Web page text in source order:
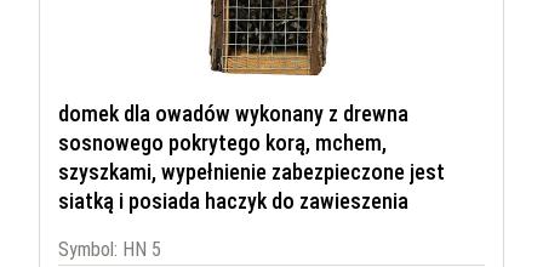
domek dla owadów wykonany z drewna
sosnowego pokrytego korą, mchem,
szyszkami, wypełnienie zabezpieczone jest
siatką i posiada haczyk do zawieszenia
Symbol: HN 5